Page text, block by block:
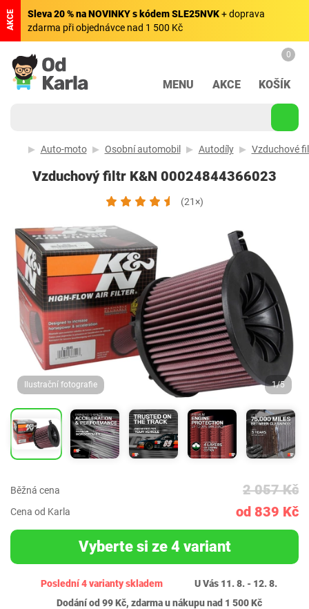
AKCE Sleva 20 % na NOVINKY s kódem SLE25NVK+ doprava
zdarma při objednávce nad 1 500 Kč
MENU AKCE
0
KOŠÍK
Auto-moto Osobní automobil Autodíly Vzduchové
Vzduchový filtr K&N 00024844366023
(21×)
Ilustrační fotografie 1/5
Běžná cena 2 057 Kč
Cena od Karla od 839 Kč
Vyberte si ze 4 variant
Poslední 4 varianty skladem
U Vás 11. 8. - 12. 8.
Dodání od 99 Kč, zdarma u nákupu nad 1 500 Kč